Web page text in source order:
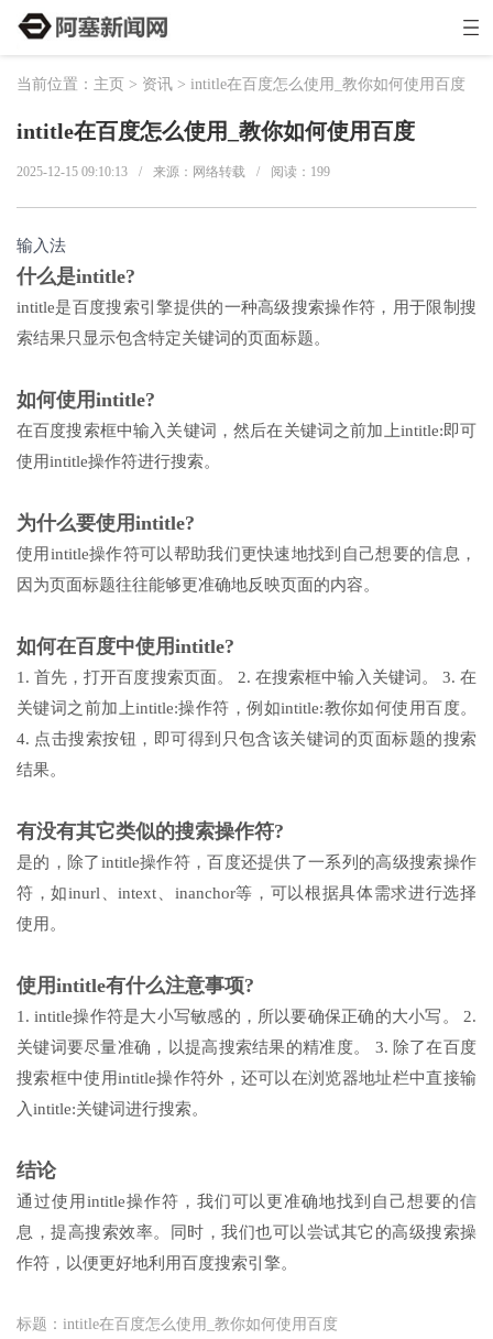
当前位置： 主页 > 资讯 > intitle在百度怎么使用_教你如何使用百度
intitle在百度怎么使用_教你如何使用百度
2025-12-15 09:10:13 / 来源：网络转载 / 阅读： 199
输入法
什么是intitle?
intitle是百度搜索引擎提供的一种高级搜索操作符，用于限制搜
索结果只显示包含特定关键词的页面标题。
如何使用intitle?
在百度搜索框中输入关键词，然后在关键词之前加上intitle:即可
使用intitle操作符进行搜索。
为什么要使用intitle?
使用intitle操作符可以帮助我们更快速地找到自己想要的信息，
因为页面标题往往能够更准确地反映页面的内容。
如何在百度中使用intitle?
1. 首先，打开百度搜索页面。 2. 在搜索框中输入关键词。 3. 在
关键词之前加上intitle:操作符，例如intitle:教你如何使用百度。
4. 点击搜索按钮，即可得到只包含该关键词的页面标题的搜索
结果。
有没有其它类似的搜索操作符?
是的，除了intitle操作符，百度还提供了一系列的高级搜索操作
符，如inurl、intext、inanchor等，可以根据具体需求进行选择
使用。
使用intitle有什么注意事项?
1. intitle操作符是大小写敏感的，所以要确保正确的大小写。 2.
关键词要尽量准确，以提高搜索结果的精准度。 3. 除了在百度
搜索框中使用intitle操作符外，还可以在浏览器地址栏中直接输
入intitle:关键词进行搜索。
结论
通过使用intitle操作符，我们可以更准确地找到自己想要的信
息，提高搜索效率。同时，我们也可以尝试其它的高级搜索操
作符，以便更好地利用百度搜索引擎。
标题：intitle在百度怎么使用_教你如何使用百度